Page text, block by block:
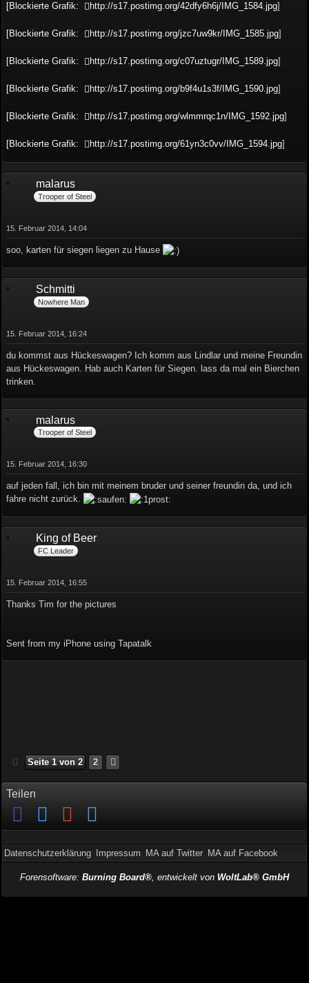
[Blockierte Grafik: http://s17.postimg.org/42dfy6h6j/IMG_1584.jpg]
[Blockierte Grafik: http://s17.postimg.org/jzc7uw9kr/IMG_1585.jpg]
[Blockierte Grafik: http://s17.postimg.org/c07uztugr/IMG_1589.jpg]
[Blockierte Grafik: http://s17.postimg.org/b9f4u1s3f/IMG_1590.jpg]
[Blockierte Grafik: http://s17.postimg.org/wlmmrqc1n/IMG_1592.jpg]
[Blockierte Grafik: http://s17.postimg.org/61yn3c0vv/IMG_1594.jpg]
malarus
Trooper of Steel
15. Februar 2014, 14:04
soo, karten für siegen liegen zu Hause
Schmitti
Nowhere Man
15. Februar 2014, 16:24
du kommst aus Hückeswagen? Ich komm aus Lindlar und meine Freundin
aus Hückeswagen. Hab auch Karten für Siegen. lass da mal ein Bierchen
trinken.
malarus
Trooper of Steel
15. Februar 2014, 16:30
auf jeden fall, ich bin mit meinem bruder und seiner freundin da, und ich
fahre nicht zurück.
King of Beer
FC Leader
15. Februar 2014, 16:55
Thanks Tim for the pictures
Sent from my iPhone using Tapatalk
Seite 1 von 2 2
Teilen
Datenschutzerklärung Impressum MA auf Twitter MA auf Facebook
Forensoftware: Burning Board®, entwickelt von WoltLab® GmbH